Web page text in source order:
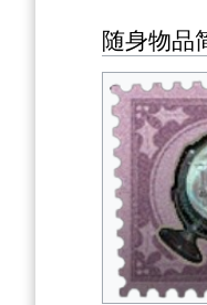
随身物品